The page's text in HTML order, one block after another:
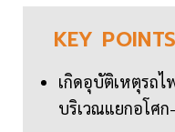
KEY POINTS
เกิดอุบัติเหตุรถ
บริเวณแยกอโศ